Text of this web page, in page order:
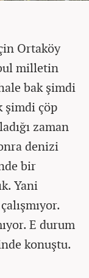
Ortaköy
milletin
bak şimdi
şimdi çöp
zaman
denizi
bir
Yani
E durum
konuştu.